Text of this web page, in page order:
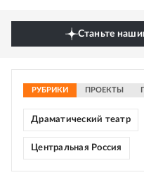
Станьте
РУБРИКИ ПРОЕКТЫ
Драматический театр
Центральная Россия